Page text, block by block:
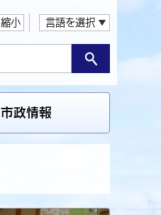
縮小 言語を選択
市政情報